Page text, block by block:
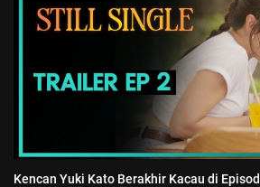
Kencan Yuki Kato Berakhir Kacau di